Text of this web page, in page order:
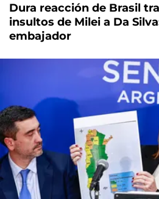
Dura reacción de Brasil
insultos de Milei a Da
embajador